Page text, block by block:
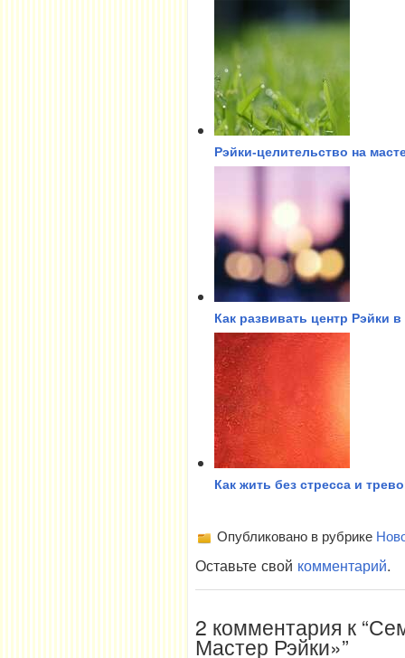
Рэйки-целительство на
Как развивать центр Рэйки в
Как жить без стресса и
Опубликовано в рубрике
Оставьте свой комментарий.
2 комментария к
Мастер Рэйки»”